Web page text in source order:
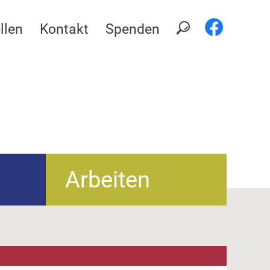
Kontakt Spenden
Arbeiten